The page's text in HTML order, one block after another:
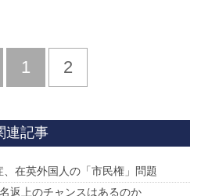
前
1 2
連記事
在英外国人の「市民権」問題
返上のチャンスはあるのか